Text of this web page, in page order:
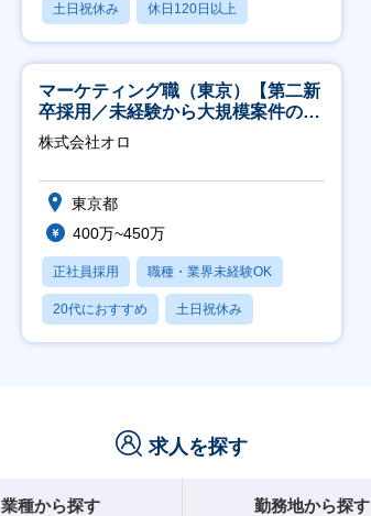
土日祝休み 休日120日以上
産休・育休あり
マーケティング職（東京）【第二新
卒採用／未経験から大規模案件のマ
ーケティングが経験できる／研修充
実】
株式会社オロ
東京都
400万~450万
正社員採用 職種・業界未経験OK
20代におすすめ 土日祝休み
休日120日以上
求人を探す
業種から探す 勤務地から探す